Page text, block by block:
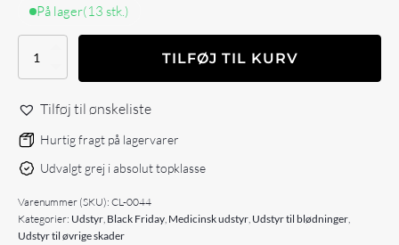
På lager(13 stk.)
NORSE
Dressing
4''
antal
TILFØJ TIL KURV
Tilføj til ønskeliste
Hurtig fragt på lagervarer
Udvalgt grej i absolut topklasse
Varenummer (SKU): CL-0044
Kategorier: Udstyr, Black Friday, Medicinsk udstyr, Udstyr til blødninger,
Udstyr til øvrige skader